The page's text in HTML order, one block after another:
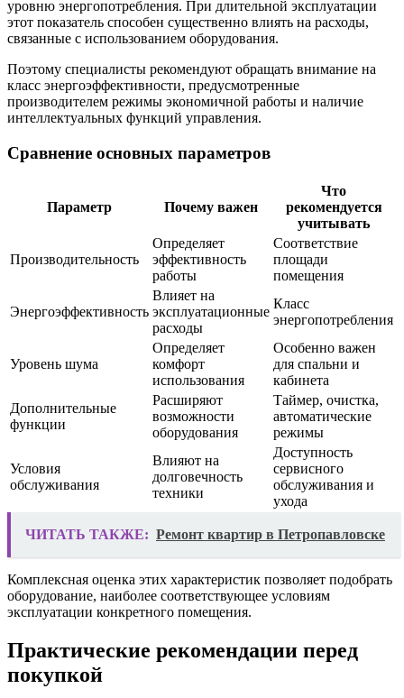
уровню энергопотребления. При длительной эксплуатации
этот показатель способен существенно влиять на расходы,
связанные с использованием оборудования.
Поэтому специалисты рекомендуют обращать внимание на
класс энергоэффективности, предусмотренные
производителем режимы экономичной работы и наличие
интеллектуальных функций управления.
Сравнение основных параметров
Параметр Почему важен
Что
рекомендуется
учитывать
Производительность
Определяет
эффективность
работы
Соответствие
площади
помещения
Энергоэффективность
Влияет на
эксплуатационные
расходы
Класс
энергопотребления
Уровень шума
Определяет
комфорт
использования
Особенно важен
для спальни и
кабинета
Дополнительные
функции
Расширяют
возможности
оборудования
Таймер, очистка,
автоматические
режимы
Условия
обслуживания
Влияют на
долговечность
техники
Доступность
сервисного
обслуживания и
ухода
ЧИТАТЬ ТАКЖЕ: Ремонт квартир в Петропавловске
Комплексная оценка этих характеристик позволяет подобрать
оборудование, наиболее соответствующее условиям
эксплуатации конкретного помещения.
Практические рекомендации перед
покупкой